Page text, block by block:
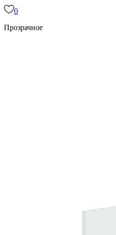
0
Прозрачное